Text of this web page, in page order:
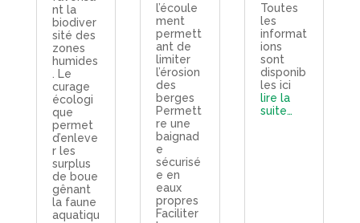
nt la
biodiver
sité des
zones
humides
. Le
curage
écologi
que
permet
d’enleve
r les
surplus
de boue
gênant
la faune
aquatiqu
l’écoule
ment
permett
ant de
limiter
l’érosion
des
berges
Permett
re une
baignad
e
sécurisé
e en
eaux
propres
Faciliter
Toutes
les
informat
ions
sont
disponib
les ici
lire la
suite…